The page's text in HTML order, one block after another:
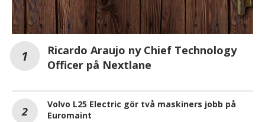
Ricardo Araujo ny Chief Technology
Officer på Nextlane
Volvo L25 Electric gör två maskiners jobb på
Euromaint